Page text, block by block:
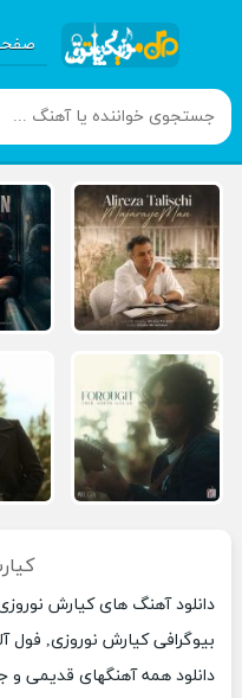
دانلود آهنگ های کیارش
بیوگرافی کیارش نوروزی, فول
دانلود همه آهنگهای قدیمی